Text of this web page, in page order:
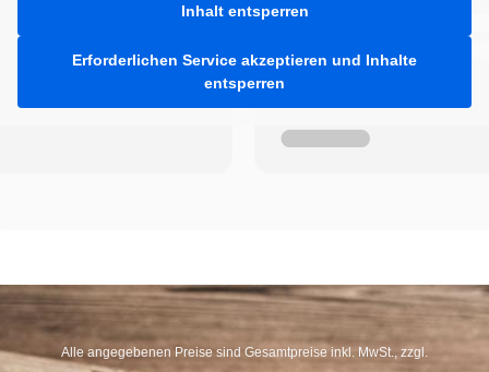
Inhalt entsperren
Erforderlichen Service akzeptieren und Inhalte
entsperren
Alle angegebenen Preise sind Gesamtpreise inkl. MwSt., zzgl.